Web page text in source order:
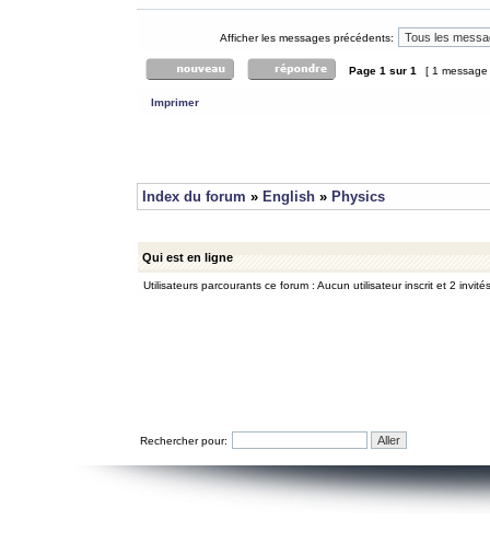
Afficher les messages précédents:
Page 1 sur 1 [ 1
Imprimer
Index du forum » English » Physics
Qui est en ligne
Utilisateurs parcourants ce forum : Aucun utilisateur inscrit et 2 invités
Rechercher pour: